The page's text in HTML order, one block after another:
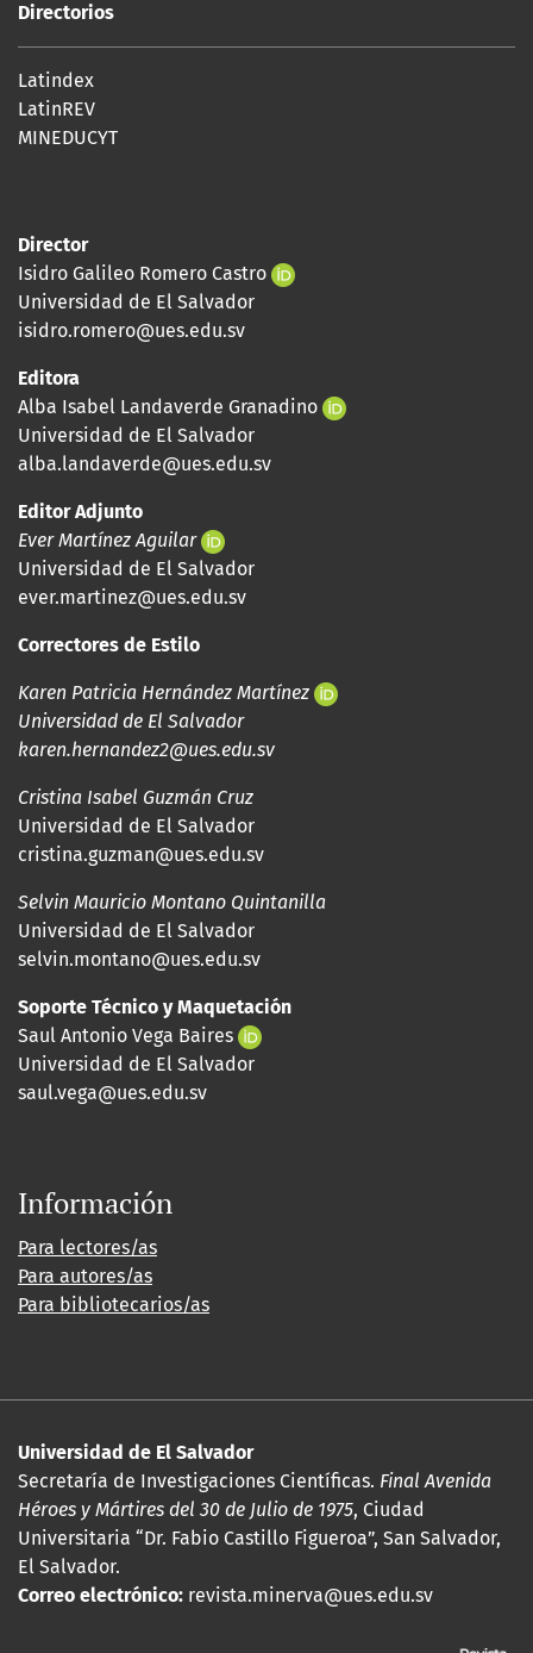
Directorios
Latindex
LatinREV
MINEDUCYT
Director
Isidro Galileo Romero Castro
Universidad de El Salvador
isidro.romero@ues.edu.sv
Editora
Alba Isabel Landaverde Granadino
Universidad de El Salvador
alba.landaverde@ues.edu.sv
Editor Adjunto
Ever Martínez Aguilar
Universidad de El Salvador
ever.martinez@ues.edu.sv
Correctores de Estilo
Karen Patricia Hernández Martínez
Universidad de El Salvador
karen.hernandez2@ues.edu.sv
Cristina Isabel Guzmán Cruz
Universidad de El Salvador
cristina.guzman@ues.edu.sv
Selvin Mauricio Montano Quintanilla
Universidad de El Salvador
selvin.montano@ues.edu.sv
Soporte Técnico y Maquetación
Saul Antonio Vega Baires
Universidad de El Salvador
saul.vega@ues.edu.sv
Información
Para lectores/as
Para autores/as
Para bibliotecarios/as
Universidad de El Salvador
Secretaría de Investigaciones Científicas. Final Avenida
Héroes y Mártires del 30 de Julio de 1975, Ciudad
Universitaria “Dr. Fabio Castillo Figueroa”, San Salvador,
El Salvador.
Correo electrónico: revista.minerva@ues.edu.sv